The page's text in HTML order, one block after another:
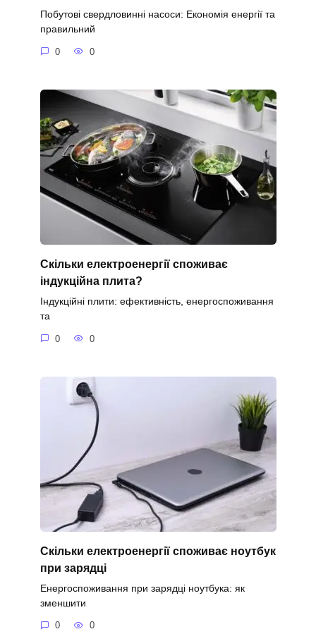
Побутові свердловинні насоси: Економія енергії та
правильний
0 0
Скільки електроенергії споживає
індукційна плита?
Індукційні плити: ефективність, енергоспоживання
та
0 0
Скільки електроенергії споживає ноутбук
при зарядці
Енергоспоживання при зарядці ноутбука: як
зменшити
0 0